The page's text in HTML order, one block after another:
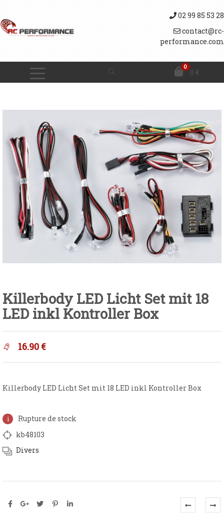
02 99 85 53 28
contact@rc-
performance.com
0
0 €
Killerbody LED Licht Set mit 18
LED inkl Kontroller Box
16.90 €
Killerbody LED Licht Set mit 18 LED inkl Kontroller Box
Rupture de stock
kb48103
Divers